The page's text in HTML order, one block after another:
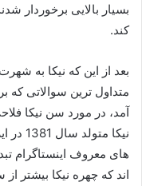
بسیار بالایی برخوردار
کند.
بعد از این که نیکا به
متداول ترین سوالاتی که
آمد، در مورد سن نیکا
نیکا
های معروف اینستاگرام
اند که چهره نیکا بیشتر